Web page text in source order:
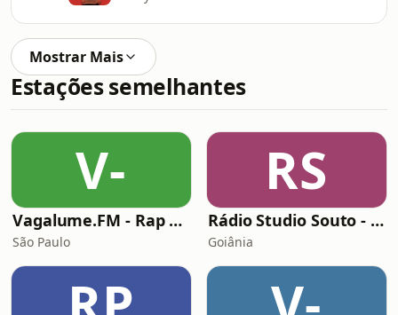
Mostrar Mais
Estações semelhantes
V-
Vagalume.FM - Rap Nacional
São Paulo
RS
Rádio Studio Souto - Hip Hop
Goiânia